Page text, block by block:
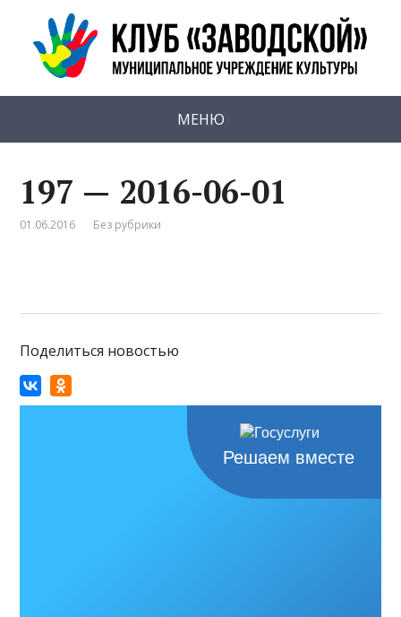
МЕНЮ
197 — 2016-06-01
01.06.2016 Без рубрики
Поделиться новостью
Решаем вместе